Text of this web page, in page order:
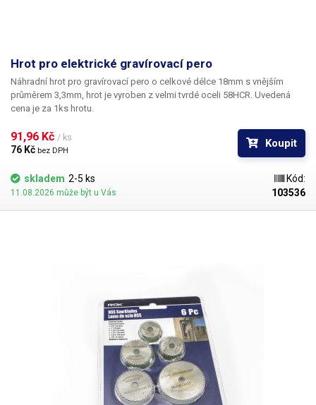
Hrot pro elektrické gravírovací pero
Náhradní hrot pro gravírovací pero o celkové délce 18mm s vnějším
průměrem 3,3mm, hrot je vyroben z velmi tvrdé oceli 58HCR. Uvedená
cena je za 1ks hrotu.
91,96 Kč / ks
76 Kč bez DPH
Koupit
skladem 2-5 ks
11.08.2026 může být u Vás
Kód:
103536